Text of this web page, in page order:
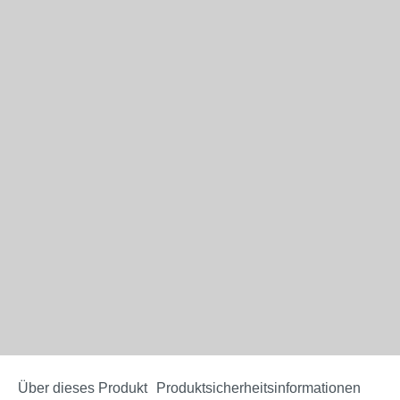
Über dieses Produkt Produktsicherheitsinformationen